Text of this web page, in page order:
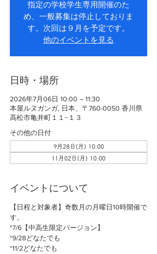
指定の学校学生専用開催のた
め、一般募集は停止しておりま
す。次回は９月を予定です。
他のイベントを見る
日時・場所
2026年7月06日 10:00 – 11:30
本屋ルヌガンガ, 日本、〒760-0050 香川県
高松市亀井町１１−１３
その他の日付
9月28日(月) 10:00
11月02日(月) 10:00
イベントについて
【日程と対象者】奇数月の月曜日10時開催で
す。
*7/6【中高生限定バージョン】
*9/28どなたでも
*11/2どなたでも